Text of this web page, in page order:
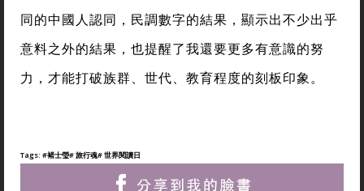
同的中國人認同，民調數字的結果，顯示出不少出乎
意料之外的結果，也提醒了我還要更多有意識的努
力，才能打破族群、世代、教育程度的刻板印象。
Tags: #褚士瑩# 旅行魂# 世界閱讀日